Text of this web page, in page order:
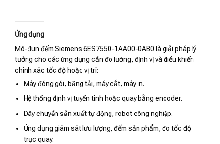
Ứng dụng
Mô-đun đếm Siemens 6ES7550-1AA00-0AB0 là giải pháp lý
tưởng cho các ứng dụng cần đo lường, định vị và điều khiển
chính xác tốc độ hoặc vị trí:
Máy đóng gói, băng tải, máy cắt, máy in.
Hệ thống định vị tuyến tính hoặc quay bằng encoder.
Dây chuyền sản xuất tự động, robot công nghiệp.
Ứng dụng giám sát lưu lượng, đếm sản phẩm, đo tốc độ
trục quay.